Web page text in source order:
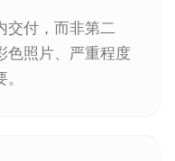
交付，而非第二
色照片、严重程度